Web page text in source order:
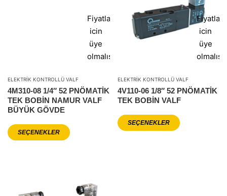
Fiyatlar
icin
üye
olmalısınız
ELEKTRIK KONTROLLÜ VALF
4M310-08 1/4″ 52 PNÖMATİK
TEK BOBİN NAMUR VALF
BÜYÜK GÖVDE
SEÇENEKLER
Fiyatlar
icin
üye
ELEKTRIK KONTROLLÜ VALF
4V110-06 1/8″ 52 PNÖMATİK
TEK BOBİN VALF
SEÇENEKLER